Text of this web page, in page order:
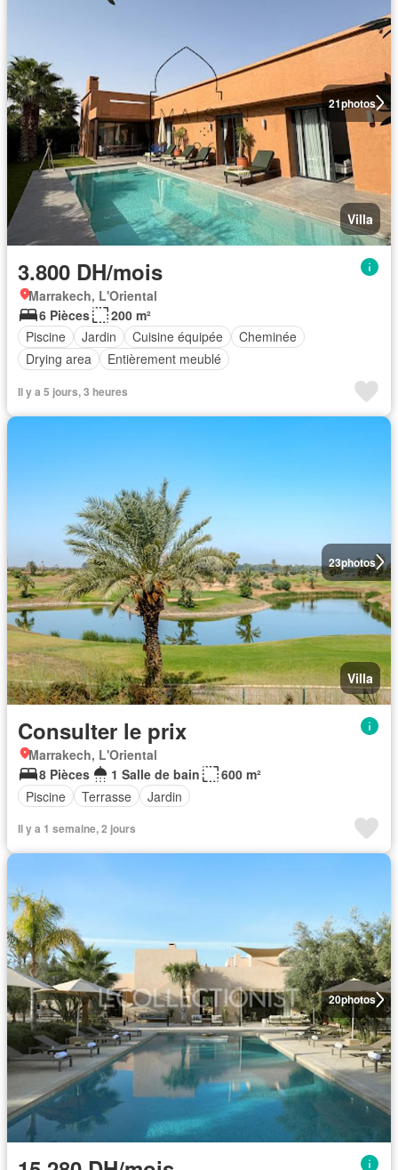
21photos
Villa
3.800 DH/mois
Marrakech, L'Oriental
6 Pièces
200 m²
Piscine
Jardin Cuisine équipée
Cheminée
Drying area
Entièrement meublé
Il y a 5 jours, 3 heures
23photos
Villa
Consulter le prix
Marrakech, L'Oriental
8 Pièces
1 Salle de bain
600 m²
Piscine
Terrasse Jardin
Il y a 1 semaine, 2 jours
20photos